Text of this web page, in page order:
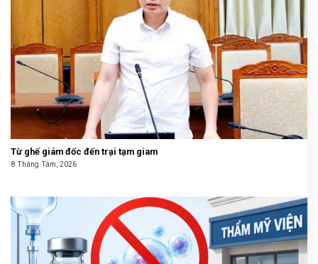
Từ ghế giám đốc đến trại tạm giam
8 Tháng Tám, 2026